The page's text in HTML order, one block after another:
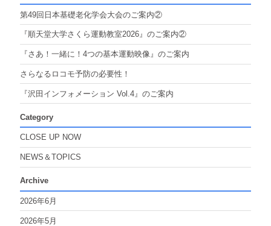
第49回日本基礎老化学会大会のご案内②
『順天堂大学さくら運動教室2026』のご案内②
『さあ！一緒に！4つの基本運動映像』のご案内
さらなるロコモ予防の必要性！
『沢田インフォメーション Vol.4』のご案内
Category
CLOSE UP NOW
NEWS＆TOPICS
Archive
2026年6月
2026年5月